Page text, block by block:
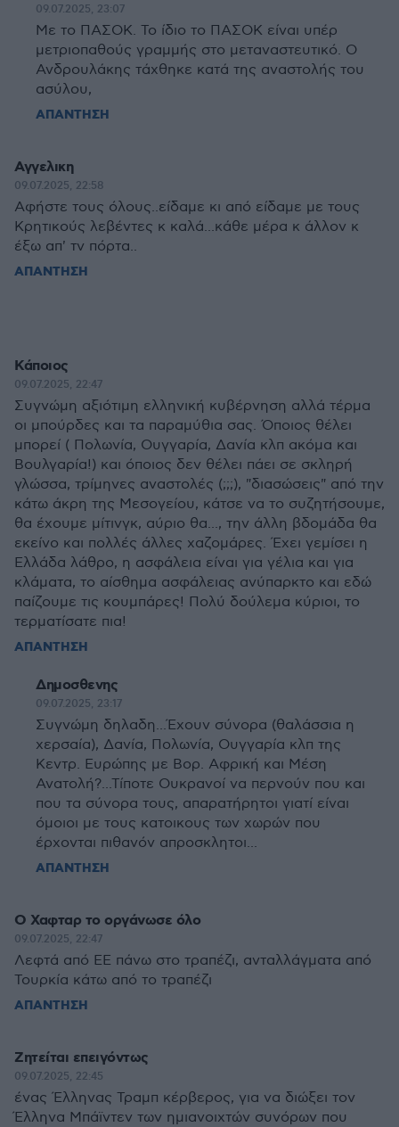
09.07.2025, 23:07
Με το ΠΑΣΟΚ. Το ίδιο το ΠΑΣΟΚ είναι υπέρ
μετριοπαθούς γραμμής στο μεταναστευτικό. Ο
Ανδρουλάκης τάχθηκε κατά της αναστολής του
ασύλου,
ΑΠΑΝΤΗΣΗ
Αγγελικη
09.07.2025, 22:58
Αφήστε τους όλους..είδαμε κι από είδαμε με τους
Κρητικούς λεβέντες κ καλά...κάθε μέρα κ άλλον κ
έξω απ' τν πόρτα..
ΑΠΑΝΤΗΣΗ
Κάποιος
09.07.2025, 22:47
Συγνώμη αξιότιμη ελληνική κυβέρνηση αλλά τέρμα
οι μπούρδες και τα παραμύθια σας. Όποιος θέλει
μπορεί ( Πολωνία, Ουγγαρία, Δανία κλπ ακόμα και
Βουλγαρία!) και όποιος δεν θέλει πάει σε σκληρή
γλώσσα, τρίμηνες αναστολές (;;;), "διασώσεις" από την
κάτω άκρη της Μεσογείου, κάτσε να το συζητήσουμε,
θα έχουμε μίτινγκ, αύριο θα..., την άλλη βδομάδα θα
εκείνο και πολλές άλλες χαζομάρες. Έχει γεμίσει η
Ελλάδα λάθρο, η ασφάλεια είναι για γέλια και για
κλάματα, το αίσθημα ασφάλειας ανύπαρκτο και εδώ
παίζουμε τις κουμπάρες! Πολύ δούλεμα κύριοι, το
τερματίσατε πια!
ΑΠΑΝΤΗΣΗ
Δημοσθενης
09.07.2025, 23:17
Συγνώμη δηλαδη...Έχουν σύνορα (θαλάσσια η
χερσαία), Δανία, Πολωνία, Ουγγαρία κλπ της
Κεντρ. Ευρώπης με Βορ. Αφρική και Μέση
Ανατολή?...Τίποτε Ουκρανοί να περνούν που και
που τα σύνορα τους, απαρατήρητοι γιατί είναι
όμοιοι με τους κατοικους των χωρών που
έρχονται πιθανόν απροσκλητοι...
ΑΠΑΝΤΗΣΗ
Ο Χαφταρ το οργάνωσε όλο
09.07.2025, 22:47
Λεφτά από ΕΕ πάνω στο τραπέζι, ανταλλάγματα από
Τουρκία κάτω από το τραπέζι
ΑΠΑΝΤΗΣΗ
Ζητείται επειγόντως
09.07.2025, 22:45
ένας Έλληνας Τραμπ κέρβερος, για να διώξει τον
Έλληνα Μπάϊντεν των ημιανοιχτών συνόρων που